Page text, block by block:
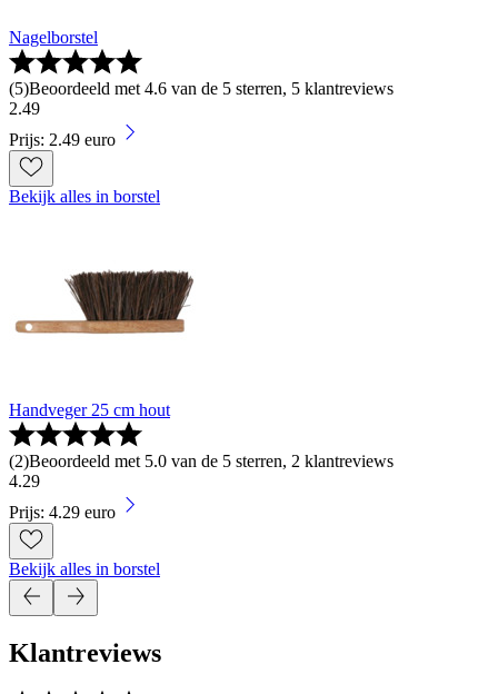
Nagelborstel
(5)Beoordeeld met 4.6 van de 5 sterren, 5 klantreviews
2.49
Prijs: 2.49 euro
Bekijk alles in borstel
Handveger 25 cm hout
(2)Beoordeeld met 5.0 van de 5 sterren, 2 klantreviews
4.29
Prijs: 4.29 euro
Bekijk alles in borstel
Klantreviews